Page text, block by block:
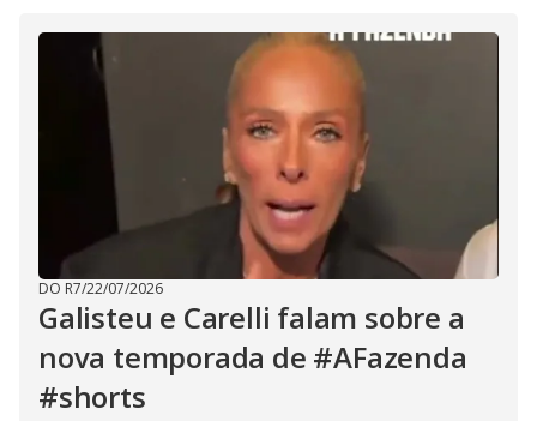
DO R7/22/07/2026
Galisteu e Carelli falam sobre a
nova temporada de #AFazenda
#shorts